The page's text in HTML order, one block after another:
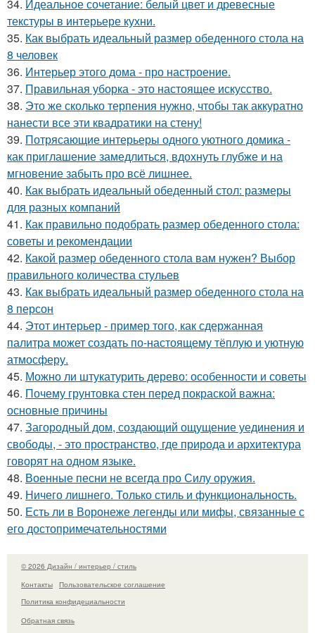
34. Идеальное сочетание: белый цвет и древесные
текстуры в интерьере кухни.
35. Как выбрать идеальный размер обеденного стола на
8 человек
36. Интерьер этого дома - про настроение.
37. Правильная уборка - это настоящее искусство.
38. Это же сколько терпения нужно, чтобы так аккуратно
нанести все эти квадратики на стену!
39. Потрясающие интерьеры одного уютного домика -
как приглашение замедлиться, вдохнуть глубже и на
мгновение забыть про всё лишнее.
40. Как выбрать идеальный обеденный стол: размеры
для разных компаний
41. Как правильно подобрать размер обеденного стола:
советы и рекомендации
42. Какой размер обеденного стола вам нужен? Выбор
правильного количества стульев
43. Как выбрать идеальный размер обеденного стола на
8 персон
44. Этот интерьер - пример того, как сдержанная
палитра может создать по-настоящему тёплую и уютную
атмосферу.
45. Можно ли штукатурить дерево: особенности и советы
46. Почему грунтовка стен перед покраской важна:
основные причины
47. Загородный дом, создающий ощущение уединения и
свободы, - это пространство, где природа и архитектура
говорят на одном языке.
48. Военные песни не всегда про Силу оружия.
49. Ничего лишнего. Только стиль и функциональность.
50. Есть ли в Воронеже легенды или мифы, связанные с
его достопримечательностями
© 2026 Дизайн / интерьер / стиль
Контакты
Пользовательское соглашение
Политика конфидециальности
Обратная связь